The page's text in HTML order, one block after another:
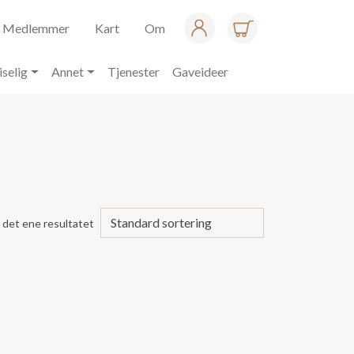
Medlemmer Kart Om
Annet Tjenester Gaveideer
det ene resultatet